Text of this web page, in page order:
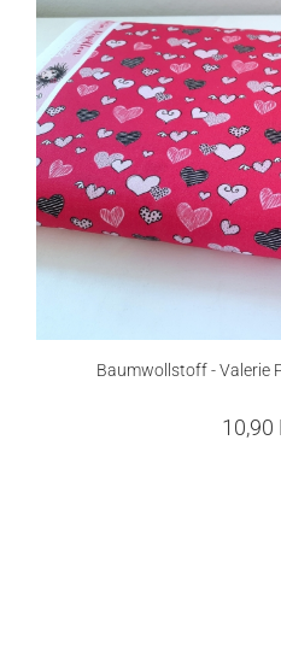
Baumwollstoff - Valerie
10,90